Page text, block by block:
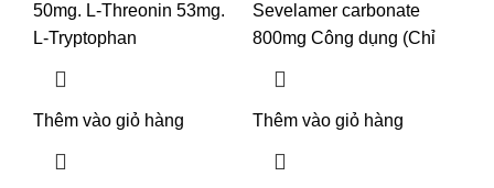
50mg. L-Threonin 53mg.
L-Tryptophan
Thêm vào giỏ hàng
Sevelamer carbonate
800mg Công dụng (Chỉ
Thêm vào giỏ hàng